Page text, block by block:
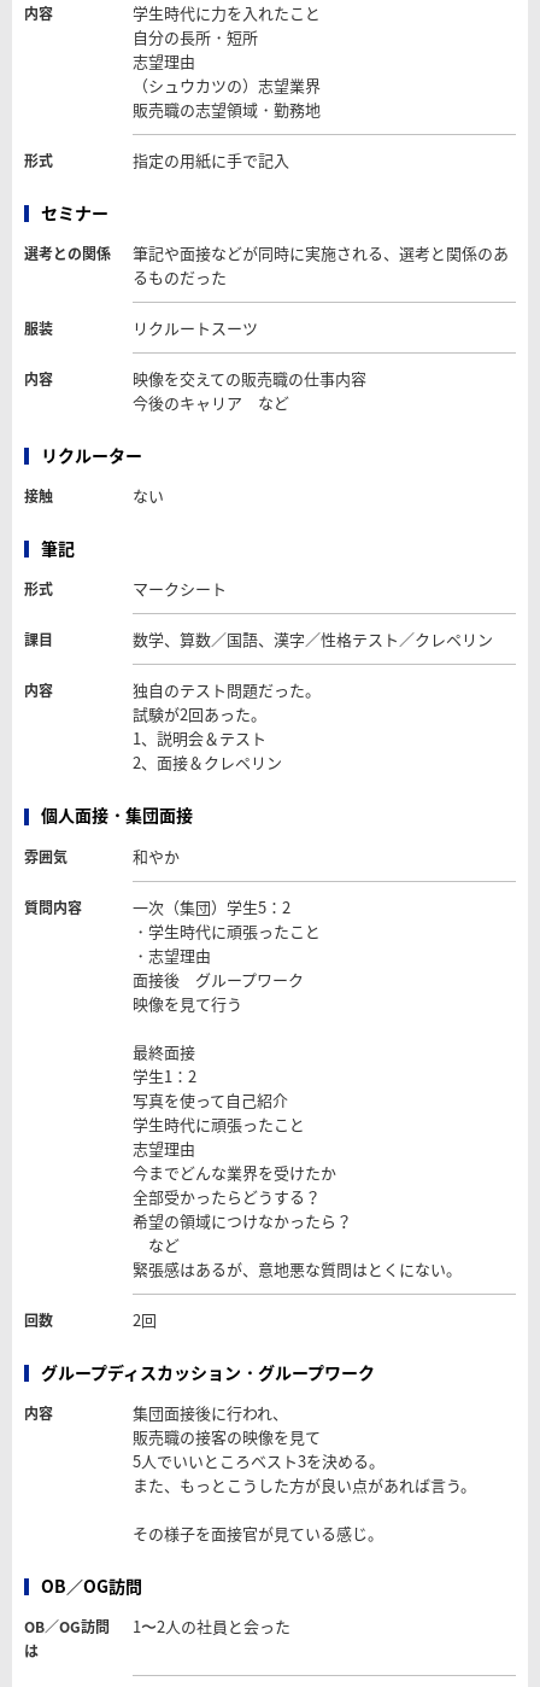
内容
学生時代に力を入れたこと
自分の長所・短所
志望理由
（シュウカツの）志望業界
販売職の志望領域・勤務地
形式 指定の用紙に手で記入
セミナー
選考との関係
筆記や面接などが同時に実施される、選考と関係のあ
るものだった
服装 リクルートスーツ
内容
映像を交えての販売職の仕事内容
今後のキャリア など
リクルーター
接触 ない
筆記
形式 マークシート
課目 数学、算数／国語、漢字／性格テスト／クレペリン
内容
独自のテスト問題だった。
試験が2回あった。
1、説明会＆テスト
2、面接＆クレペリン
個人面接・集団面接
雰囲気 和やか
質問内容
一次（集団）学生5：2
・学生時代に頑張ったこと
・志望理由
面接後 グループワーク
映像を見て行う
最終面接
学生1：2
写真を使って自己紹介
学生時代に頑張ったこと
志望理由
今までどんな業界を受けたか
全部受かったらどうする？
希望の領域につけなかったら？
など
緊張感はあるが、意地悪な質問はとくにない。
回数 2回
グループディスカッション・グループワーク
内容
集団面接後に行われ、
販売職の接客の映像を見て
5人でいいところベスト3を決める。
また、もっとこうした方が良い点があれば言う。
その様子を面接官が見ている感じ。
OB／OG訪問
OB／OG訪問
は
1〜2人の社員と会った